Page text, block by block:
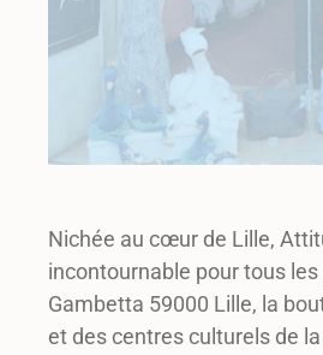
Nichée au cœur de Lille,
incontournable pour tous
Gambetta 59000 Lille, la
et des centres culturels de